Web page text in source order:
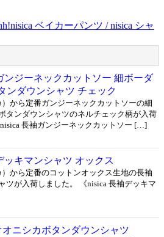
ベイカーパンツ / nisica シャ
ンジーネックカットソー 細ボーダ
ンダウンシャツ チェック
から定番ガンジーネックカットソーの細
タンダウンシャツのネルチェック柄が入荷
長袖ガンジーネックカットソー […]
ッキマンシャツ オックス
から定番のコットンオックス生地の長袖
ツが入荷しました。 《nisica 長袖デッキマ
オニシカボタンダウンシャツ